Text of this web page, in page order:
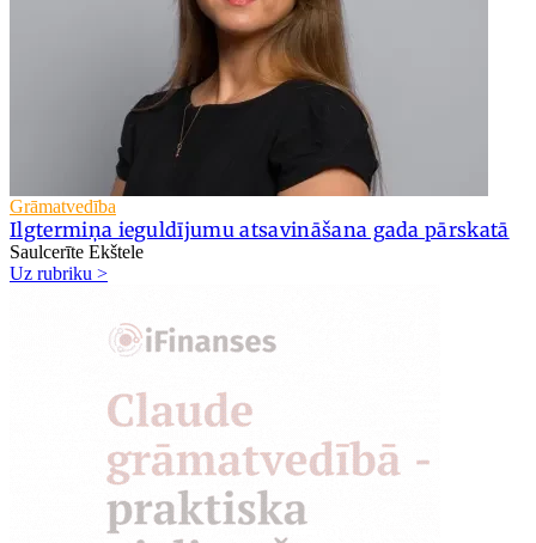
Grāmatvedība
Ilgtermiņa ieguldījumu atsavināšana gada pārskatā
Saulcerīte Ekštele
Uz rubriku >